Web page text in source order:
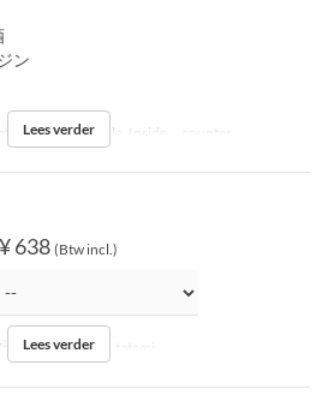
ン
Inside table, Inside counter
Lees verder
¥ 638 (Btw incl.)
Inside tatami
Lees verder